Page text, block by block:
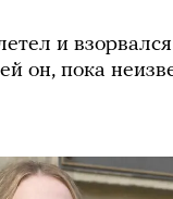
и взорвался
он, пока